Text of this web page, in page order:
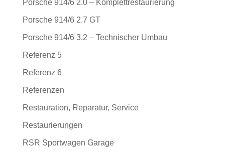
Porsche 914/6 2.0 – Komplettrestaurierung
Porsche 914/6 2.7 GT
Porsche 914/6 3.2 – Technischer Umbau
Referenz 5
Referenz 6
Referenzen
Restauration, Reparatur, Service
Restaurierungen
RSR Sportwagen Garage